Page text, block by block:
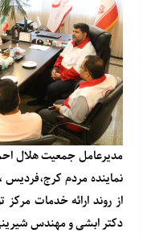
مدیرعامل جمعیت هلال
نماینده مردم کرج،فردیس
از روند ارائه خدمات
دکتر ابشی و مهندس